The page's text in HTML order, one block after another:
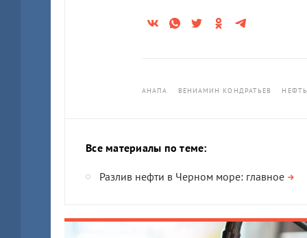
АНАПА ВЕНИАМИН КОНДРАТЬЕВ НЕФТЬ
Все материалы по теме:
Разлив нефти в Черном море: главное